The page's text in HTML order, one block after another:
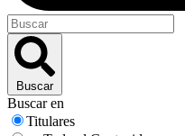
Buscar
Buscar en
Titulares